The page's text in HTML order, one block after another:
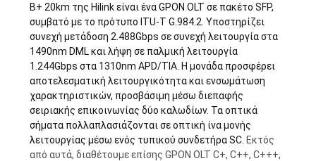
B+ 20km της Hilink είναι ένα GPON OLT σε πακέτο SFP,
συμβατό με το πρότυπο ITU-T G.984.2. Υποστηρίζει
συνεχή μετάδοση 2.488Gbps σε συνεχή λειτουργία στα
1490nm DML και λήψη σε παλμική λειτουργία
1.244Gbps στα 1310nm APD/TIA. Η μονάδα προσφέρει
αποτελεσματική λειτουργικότητα και ενσωμάτωση
χαρακτηριστικών, προσβάσιμη μέσω διεπαφής
σειριακής επικοινωνίας δύο καλωδίων. Τα οπτικά
σήματα πολλαπλασιάζονται σε οπτική ίνα μονής
λειτουργίας μέσω ενός τυπικού συνδετήρα SC. Εκτός
από αυτά, διαθέτουμε επίσης GPON OLT C+, C++, C+++,